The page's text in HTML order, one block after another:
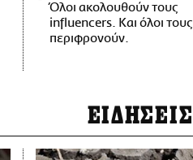
Όλοι ακολουθούν τους
influencers. Και όλοι τους
περιφρονούν.
ΕΙΔΗΣΕΙΣ